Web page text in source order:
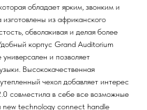
обладает ярким, звонким и
из африканского
обволакивая и делая более
корпус Grand Auditorium
и позволяет
Высококачественная
чехол добавляет интерес
совместила в себе все возможные
new technology connect handle